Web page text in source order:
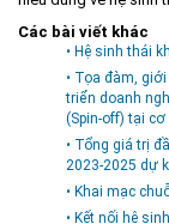
Các bài viết khác
• Hệ sinh thái
• Tọa đàm,
triển doanh
(Spin-off) tại
• Tổng giá trị
2023-2025 dự
• Khai mạc
• Kết nối hệ